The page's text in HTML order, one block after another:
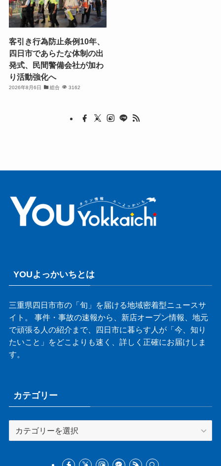
客引き行為防止条例10年、
四日市であらたな体制の出
発式、民間警備会社が加わ
り活動強化へ
2026年8月6日 総合 3162
YOUよっかいちとは
三重県四日市市の「旬」を届ける地域密着型ニュースサ
イト。 事件・事故の速報から、新店オープン情報、地元
で頑張る人の紹介まで、四日市に暮らす人が「今、知り
たいこと」をどこよりも速く、詳しく正確にお届けしま
す。
カテゴリー
テ